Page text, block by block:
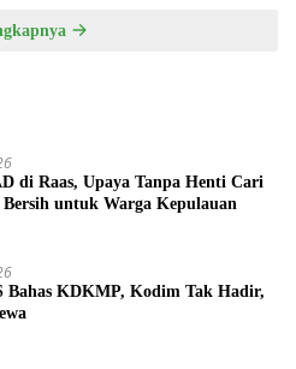
di Raas, Upaya Tanpa Henti Cari
untuk Warga Kepulauan
Bahas KDKMP, Kodim Tak Hadir,